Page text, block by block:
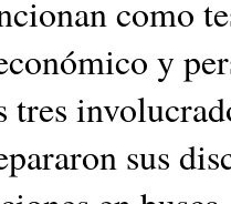
como
y
sus